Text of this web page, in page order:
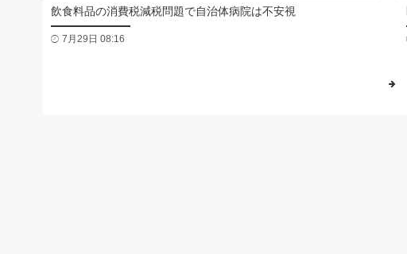
飲食料品の消費税減税問題で自治体病院は不安視
7月29日 08:16